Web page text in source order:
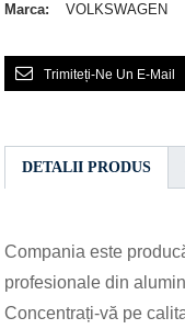
Marca:
VOLKSWAGEN
Trimiteți-Ne Un E-Mail
DETALII PRODUS
Compania este
profesionale din
Concentrați-vă pe